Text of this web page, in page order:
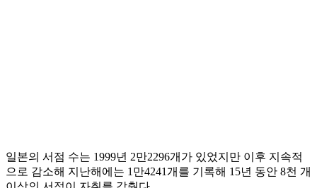
일본의 서점 수는 1999년 2만2296개가 있었지만 이후 지속적
으로 감소해 지난해에는 1만4241개를 기록해 15년 동안 8천 개